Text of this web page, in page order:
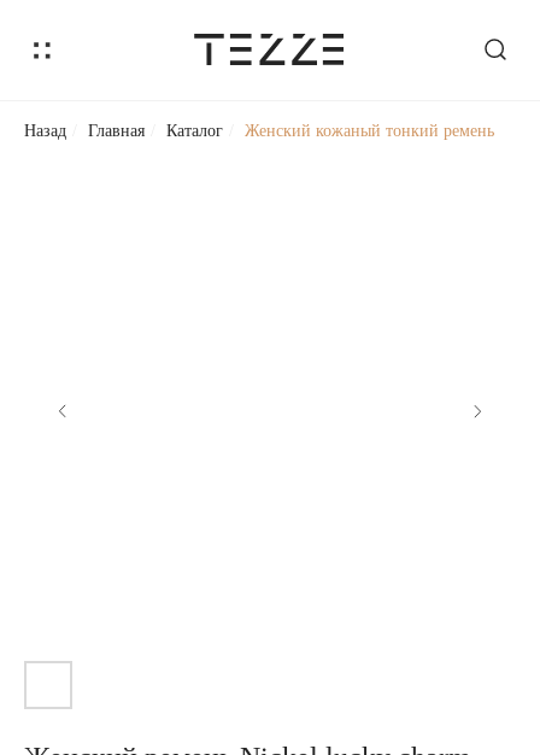
Назад Главная Каталог Женский кожаный тонкий ремень